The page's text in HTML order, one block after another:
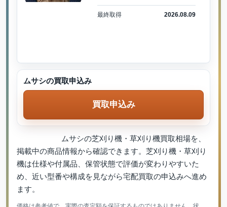
最終取得 2026.08.09
ムサシの芝刈り機・草刈り機買取相場を、
掲載中の商品情報から確認できます。芝刈り機・草刈り
機は仕様や付属品、保管状態で評価が変わりやすいた
め、近い型番や構成を見ながら宅配買取の申込みへ進め
ます。
ムサシの買取申込み
買取申込み